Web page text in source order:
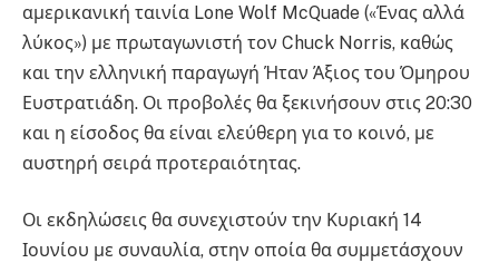
αμερικανική ταινία Lone Wolf McQuade («Ένας αλλά
λύκος») με πρωταγωνιστή τον Chuck Norris, καθώς
και την ελληνική παραγωγή Ήταν Άξιος του Όμηρου
Ευστρατιάδη. Οι προβολές θα ξεκινήσουν στις 20:30
και η είσοδος θα είναι ελεύθερη για το κοινό, με
αυστηρή σειρά προτεραιότητας.
Οι εκδηλώσεις θα συνεχιστούν την Κυριακή 14
Ιουνίου με συναυλία, στην οποία θα συμμετάσχουν